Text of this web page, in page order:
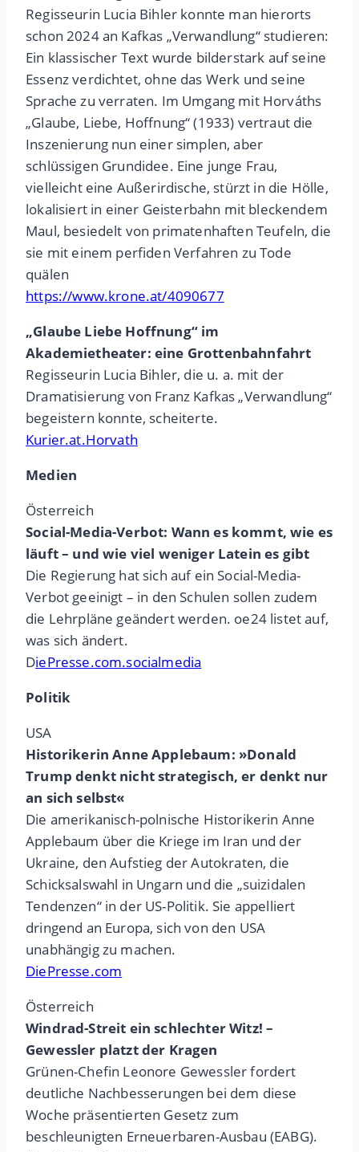
Regisseurin Lucia Bihler konnte man hierorts
schon 2024 an Kafkas „Verwandlung“ studieren:
Ein klassischer Text wurde bilderstark auf seine
Essenz verdichtet, ohne das Werk und seine
Sprache zu verraten. Im Umgang mit Horváths
„Glaube, Liebe, Hoffnung“ (1933) vertraut die
Inszenierung nun einer simplen, aber
schlüssigen Grundidee. Eine junge Frau,
vielleicht eine Außerirdische, stürzt in die Hölle,
lokalisiert in einer Geisterbahn mit bleckendem
Maul, besiedelt von primatenhaften Teufeln, die
sie mit einem perfiden Verfahren zu Tode
quälen
https://www.krone.at/4090677
„Glaube Liebe Hoffnung“ im
Akademietheater: eine Grottenbahnfahrt
Regisseurin Lucia Bihler, die u. a. mit der
Dramatisierung von Franz Kafkas „Verwandlung“
begeistern konnte, scheiterte.
Kurier.at.Horvath
Medien
Österreich
Social-Media-Verbot: Wann es kommt, wie es
läuft – und wie viel weniger Latein es gibt
Die Regierung hat sich auf ein Social-Media-
Verbot geeinigt – in den Schulen sollen zudem
die Lehrpläne geändert werden. oe24 listet auf,
was sich ändert.
DiePresse.com.socialmedia
Politik
USA
Historikerin Anne Applebaum: »Donald
Trump denkt nicht strategisch, er denkt nur
an sich selbst«
Die amerikanisch-polnische Historikerin Anne
Applebaum über die Kriege im Iran und der
Ukraine, den Aufstieg der Autokraten, die
Schicksalswahl in Ungarn und die „suizidalen
Tendenzen“ in der US-Politik. Sie appelliert
dringend an Europa, sich von den USA
unabhängig zu machen.
DiePresse.com
Österreich
Windrad-Streit ein schlechter Witz! –
Gewessler platzt der Kragen
Grünen-Chefin Leonore Gewessler fordert
deutliche Nachbesserungen bei dem diese
Woche präsentierten Gesetz zum
beschleunigten Erneuerbaren-Ausbau (EABG).